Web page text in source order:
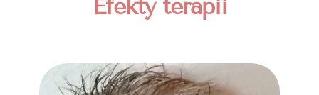
Efekty terapii